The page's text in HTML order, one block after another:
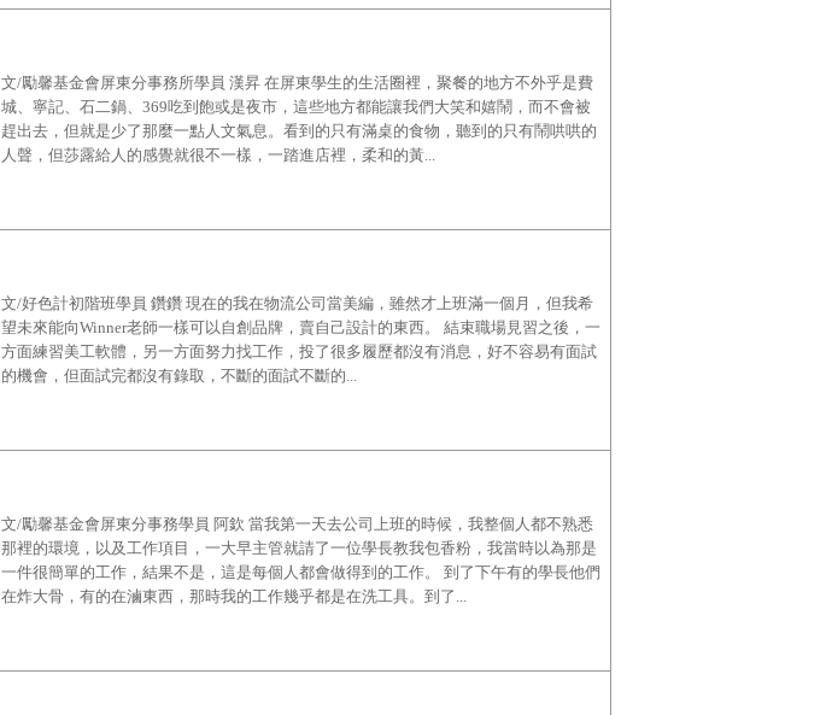
文/勵馨基金會屏東分事務所學員 漢昇 在屏東學生的生活圈裡，聚餐的地方不外乎是費
城、寧記、石二鍋、369吃到飽或是夜市，這些地方都能讓我們大笑和嬉鬧，而不會被
趕出去，但就是少了那麼一點人文氣息。看到的只有滿桌的食物，聽到的只有鬧哄哄的
人聲，但莎露給人的感覺就很不一樣，一踏進店裡，柔和的黃...
文/好色計初階班學員 鑽鑽 現在的我在物流公司當美編，雖然才上班滿一個月，但我希
望未來能向Winner老師一樣可以自創品牌，賣自己設計的東西。 結束職場見習之後，一
方面練習美工軟體，另一方面努力找工作，投了很多履歷都沒有消息，好不容易有面試
的機會，但面試完都沒有錄取，不斷的面試不斷的...
文/勵馨基金會屏東分事務學員 阿欽 當我第一天去公司上班的時候，我整個人都不熟悉
那裡的環境，以及工作項目，一大早主管就請了一位學長教我包香粉，我當時以為那是
一件很簡單的工作，結果不是，這是每個人都會做得到的工作。 到了下午有的學長他們
在炸大骨，有的在滷東西，那時我的工作幾乎都是在洗工具。到了...